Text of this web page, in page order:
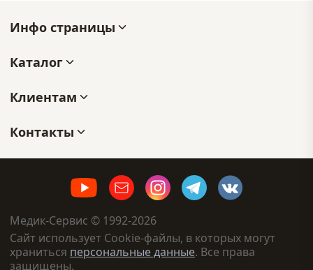
Инфо страницы
Каталог
Клиентам
Контакты
Медик-Сервис © 1992-2026
Сайт использует Cookie-файлы, в которых могут
храниться персональные данные. Все права
защищены.